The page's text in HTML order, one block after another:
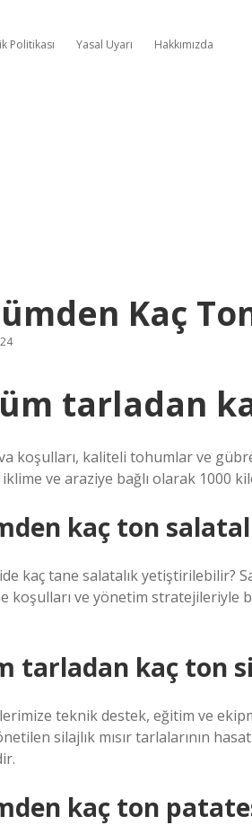
Politikası Yasal Uyarı Hakkımızda
Kaç
tarladan
koşulları, kaliteli tohumlar ve
ve araziye bağlı olarak 1000
kaç ton
kaç tane salatalık yetiştirilebilir?
koşulları ve yönetim stratejileriyle
tarladan kaç ton
teknik destek, eğitim ve
silajlık mısır tarlalarının
kaç ton